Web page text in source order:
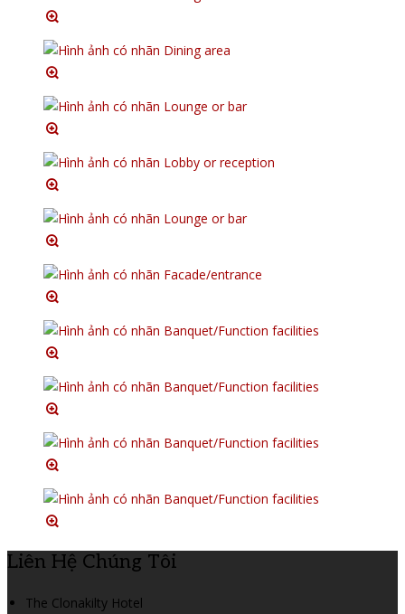
Liên Hệ Chúng Tôi
The Clonakilty Hotel